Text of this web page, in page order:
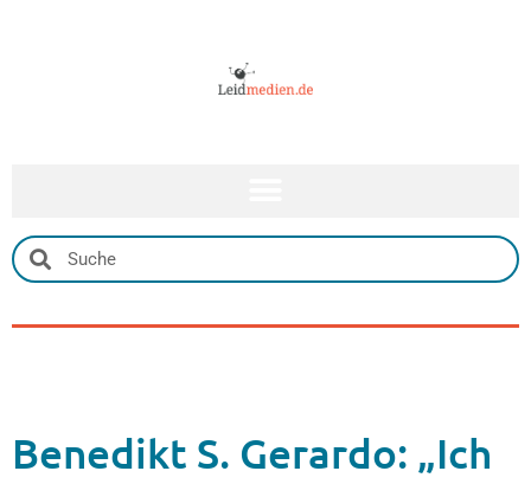
Benedikt S. Gerardo: „Ich